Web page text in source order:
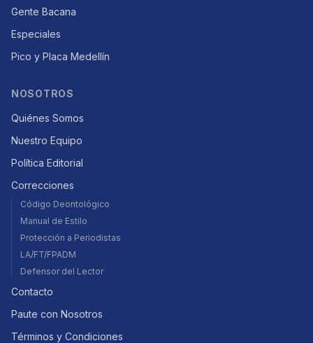
Gente Bacana
Especiales
Pico y Placa Medellín
NOSOTROS
Quiénes Somos
Nuestro Equipo
Política Editorial
Correcciones
Código Deontológico
Manual de Estilo
Protección a Periodistas
LA/FT/FPADM
Defensor del Lector
Contacto
Paute con Nosotros
Términos y Condiciones